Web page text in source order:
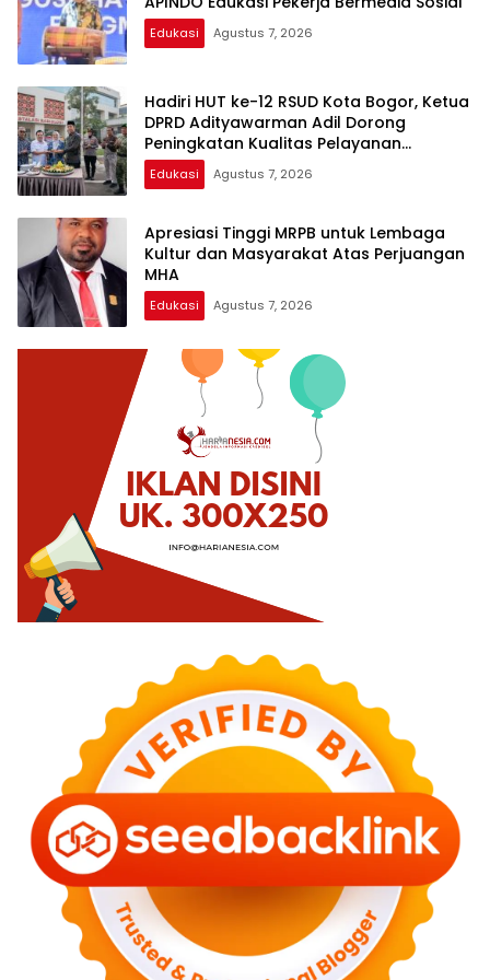
Edukasi Agustus 7, 2026
Hadiri HUT ke-12 RSUD Kota Bogor, Ketua
DPRD Adityawarman Adil Dorong
Peningkatan Kualitas Pelayanan
Kesehatan
Edukasi Agustus 7, 2026
Apresiasi Tinggi MRPB untuk Lembaga
Kultur dan Masyarakat Atas Perjuangan
MHA
Edukasi Agustus 7, 2026